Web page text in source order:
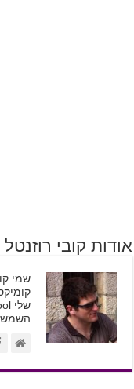
אודות קובי רוזנטל
השמש